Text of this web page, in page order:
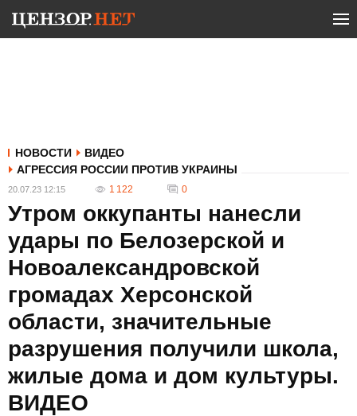
НОВОСТИ
ВИДЕО
АГРЕССИЯ РОССИИ ПРОТИВ УКРАИНЫ
20.07.23 12:15 1 122 0
Утром оккупанты нанесли
удары по Белозерской и
Новоалександровской
громадах Херсонской
области, значительные
разрушения получили школа,
жилые дома и дом культуры.
ВИДЕО